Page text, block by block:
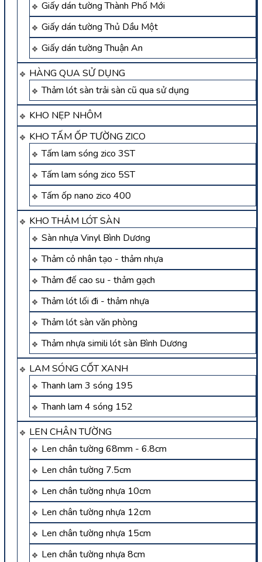
Giấy dán tường Thành Phố Mới
Giấy dán tường Thủ Dầu Một
Giấy dán tường Thuận An
HÀNG QUA SỬ DỤNG
Thảm lót sàn trải sàn cũ qua sử dụng
KHO NẸP NHÔM
KHO TẤM ỐP TƯỜNG ZICO
Tấm lam sóng zico 3ST
Tấm lam sóng zico 5ST
Tấm ốp nano zico 400
KHO THẢM LÓT SÀN
Sàn nhựa Vinyl Bình Dương
Thảm cỏ nhân tạo - thảm nhựa
Thảm đế cao su - thảm gạch
Thảm lót lối đi - thảm nhựa
Thảm lót sàn văn phòng
Thảm nhựa simili lót sàn Bình Dương
LAM SÓNG CỐT XANH
Thanh lam 3 sóng 195
Thanh lam 4 sóng 152
LEN CHÂN TƯỜNG
Len chân tường 68mm - 6.8cm
Len chân tường 7.5cm
Len chân tường nhựa 10cm
Len chân tường nhựa 12cm
Len chân tường nhựa 15cm
Len chân tường nhựa 8cm